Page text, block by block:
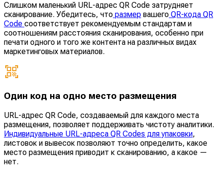
Слишком маленький URL-адрес QR Code затрудняет
сканирование. Убедитесь, что размер вашего QR-кода QR
Code соответствует рекомендуемым стандартам и
соотношениям расстояния сканирования, особенно при
печати одного и того же контента на различных видах
маркетинговых материалов.
Один код на одно место размещения
URL-адрес QR Code, создаваемый для каждого места
размещения, позволяет поддерживать чистоту аналитики.
Индивидуальные URL-адреса QR Codes для упаковки,
листовок и вывесок позволяют точно определить, какое
место размещения приводит к сканированию, а какое —
нет.